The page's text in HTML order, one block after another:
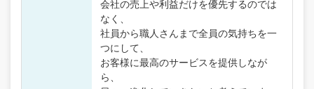
会社の売上や利益だけを優先するのでは
なく、
社員から職人さんまで全員の気持ちを一
つにして、
お客様に最高のサービスを提供しなが
ら、